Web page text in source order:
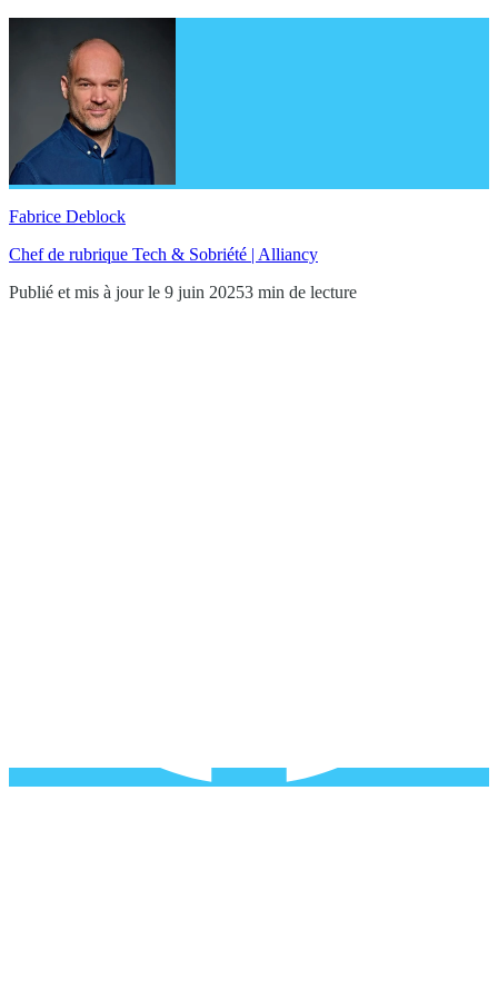
Fabrice Deblock
Chef de rubrique Tech & Sobriété | Alliancy
Publié et mis à jour le 9 juin 20253 min de lecture